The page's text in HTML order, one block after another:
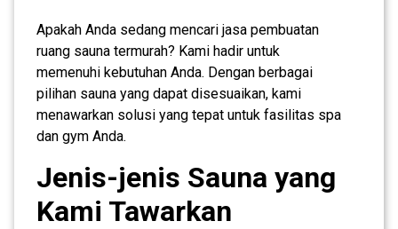
Apakah Anda sedang mencari jasa pembuatan
ruang sauna termurah? Kami hadir untuk
memenuhi kebutuhan Anda. Dengan berbagai
pilihan sauna yang dapat disesuaikan, kami
menawarkan solusi yang tepat untuk fasilitas spa
dan gym Anda.
Jenis-jenis Sauna yang
Kami Tawarkan